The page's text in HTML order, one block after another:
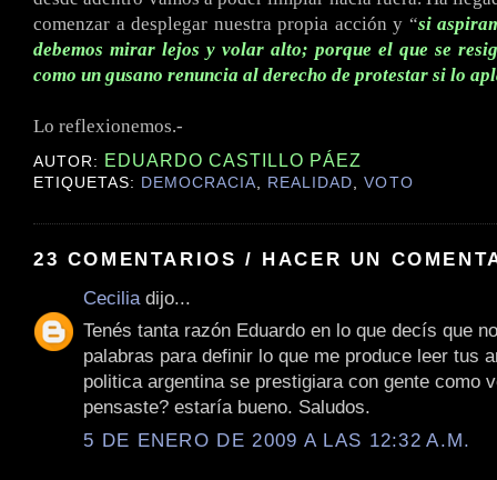
comenzar a desplegar nuestra propia acción y “si
debemos mirar lejos y volar alto; porque el que se
como un gusano renuncia al derecho de protestar si lo
Lo reflexionemos.-
AUTOR: EDUARDO CASTILLO PÁEZ
ETIQUETAS: DEMOCRACIA, REALIDAD,VOTO
23 COMENTARIOS / HACER UN
Cecilia dijo...
Tenés tanta razón Eduardo en lo que decís que
palabras para definir lo que me produce leer tus
politica argentina se prestigiara con gente como
pensaste? estaría bueno. Saludos.
5 DE ENERO DE 2009 A LAS 12:32 A.M.